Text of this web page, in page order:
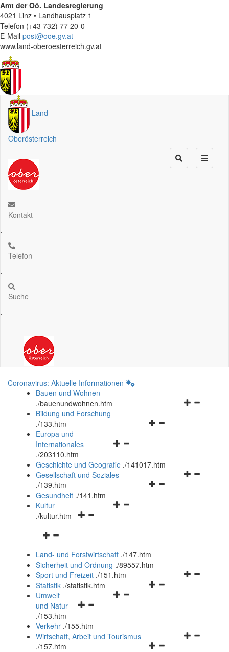
Amt derOö. Landesregierung
4021 Linz • Landhausplatz 1
Telefon (+43 732) 77 20-0
E-Mail post@ooe.gv.at
www.land-oberoesterreich.gv.at
Land
Oberösterreich
Kontakt
.
Telefon
.
Suche
.
Coronavirus: Aktuelle Informationen
Bauen und Wohnen
./bauenundwohnen.htm
Navigationsmenü
Bildung und Forschung
./133.htm
Navigationsmenü
und
schließen
Europa und
Internationales
./203110.htm
Geschichte und Geografie ./141017.htm
Navigationsmenü
Gesellschaft und Soziales
./139.htm
Navigationsmenü
Gesundheit ./141.htm
Navigationsmenü
Kultur
./kultur.htm
Navigationsmenü
und
schließen
Land- und Forstwirtschaft ./147.htm
Sicherheit und Ordnung ./89557.htm
Navigationsmenü
Sport und Freizeit ./151.htm
Navigationsmenü
Statistik ./statistik.htm
Navigationsmenü
und
schließen
Umwelt
und Natur
./153.htm
Verkehr ./155.htm
Navigationsmenü
Wirtschaft, Arbeit und Tourismus
./157.htm